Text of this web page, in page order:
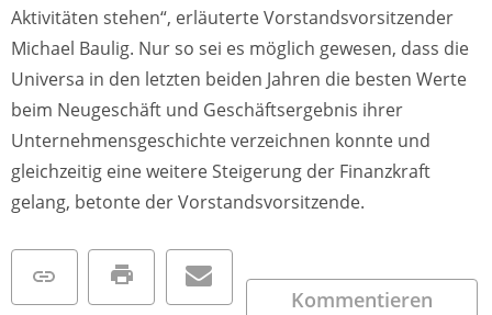
Aktivitäten stehen“, erläuterte Vorstandsvorsitzender
Michael Baulig. Nur so sei es möglich gewesen, dass die
Universa in den letzten beiden Jahren die besten Werte
beim Neugeschäft und Geschäftsergebnis ihrer
Unternehmensgeschichte verzeichnen konnte und
gleichzeitig eine weitere Steigerung der Finanzkraft
gelang, betonte der Vorstandsvorsitzende.
Kommentieren